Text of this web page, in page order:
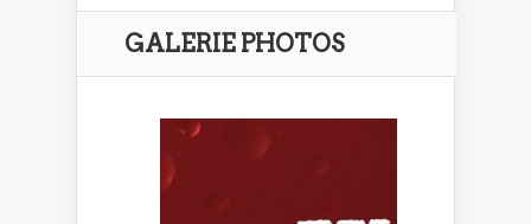
GALERIE PHOTOS